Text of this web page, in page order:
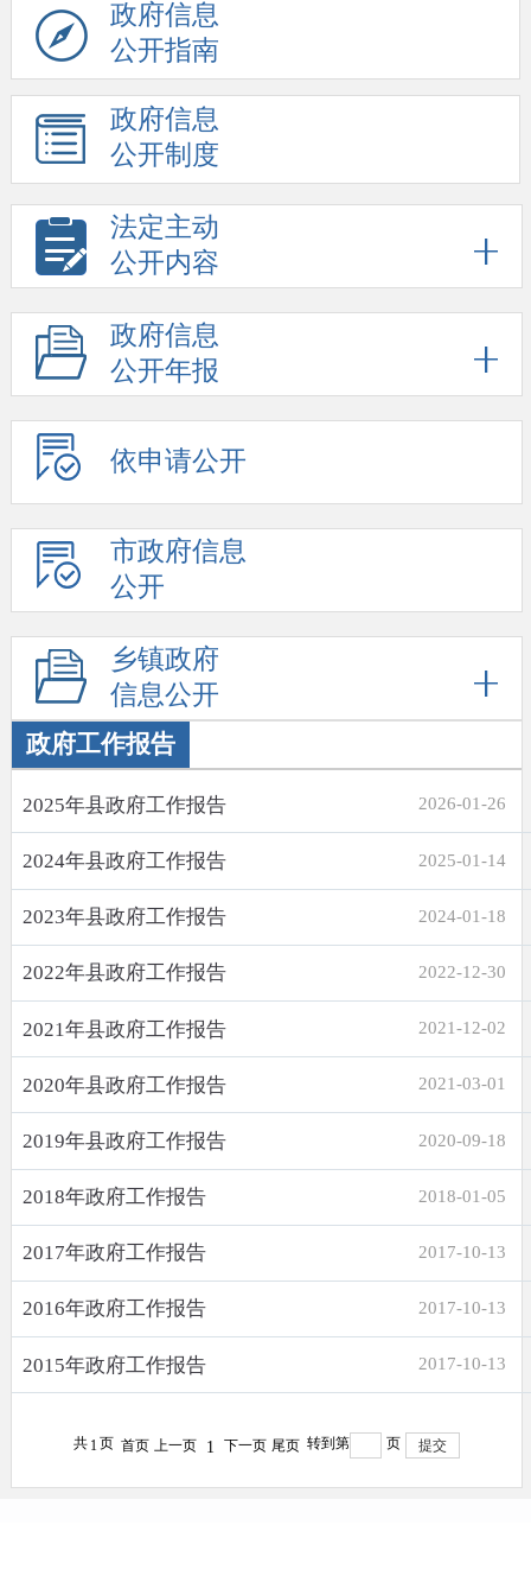
政府信息
公开指南
政府信息
公开制度
法定主动
公开内容
政府信息
公开年报
依申请公开
市政府信息
公开
乡镇政府
信息公开
政府工作报告
2025年县政府工作报告 2026-01-26
2024年县政府工作报告 2025-01-14
2023年县政府工作报告 2024-01-18
2022年县政府工作报告 2022-12-30
2021年县政府工作报告 2021-12-02
2020年县政府工作报告 2021-03-01
2019年县政府工作报告 2020-09-18
2018年政府工作报告 2018-01-05
2017年政府工作报告 2017-10-13
2016年政府工作报告 2017-10-13
2015年政府工作报告 2017-10-13
共 1 页 首页 上一页 1 下一页 尾页 转到第 页 提交